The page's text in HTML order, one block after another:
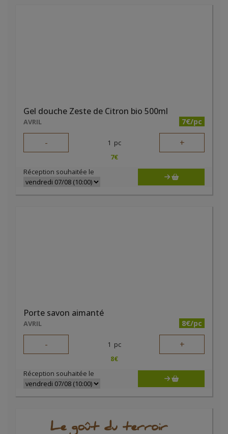
Gel douche Zeste de Citron bio 500ml
AVRIL 7€/pc
- 1 pc +
7€
Réception souhaitée le
Porte savon aimanté
AVRIL 8€/pc
- 1 pc +
8€
Réception souhaitée le